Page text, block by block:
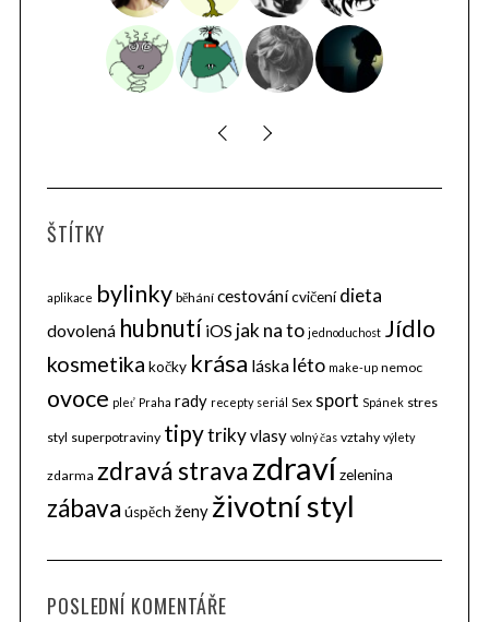
ŠTÍTKY
aplikace bylinky běhání cestovánícvičení dieta
dovolená hubnutí iOS jak na to jednoduchost Jídlo
kosmetika kočky krása láska léto make-up nemoc
ovoce pleť Praha rady recepty seriál Sex sport Spánek stres
styl superpotraviny tipytrikyvlasy volný čas vztahy výlety
zdarma zdravá stravazdravízelenina
zábava úspěch ženy životní styl
POSLEDNÍ KOMENTÁŘE